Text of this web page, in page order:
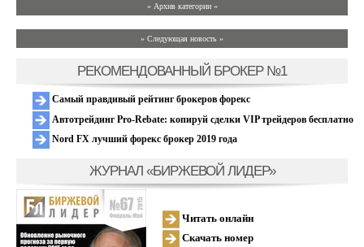
» Архив категории «
» Следующая новость »
РЕКОМЕНДОВАННЫЙ БРОКЕР №1
Самый правдивый рейтинг брокеров форекс
Автотрейдинг Pro-Rebate: копируй сделки VIP трейдеров бесплатно
Nord FX лучший форекс брокер 2019 года
ЖУРНАЛ «БИРЖЕВОЙ ЛИДЕР»
Читать онлайн
Скачать номер